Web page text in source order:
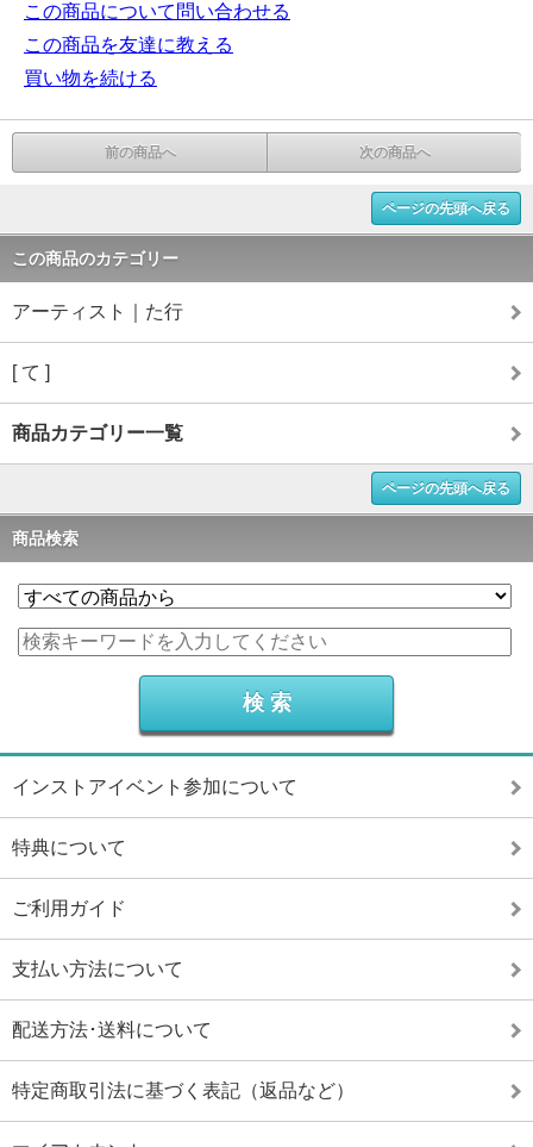
この商品について問い合わせる
この商品を友達に教える
買い物を続ける
前の商品へ 次の商品へ
ページの先頭へ戻る
この商品のカテゴリー
アーティスト｜た行
[ て ]
商品カテゴリー一覧
ページの先頭へ戻る
商品検索
インストアイベント参加について
特典について
ご利用ガイド
支払い方法について
配送方法･送料について
特定商取引法に基づく表記（返品など）